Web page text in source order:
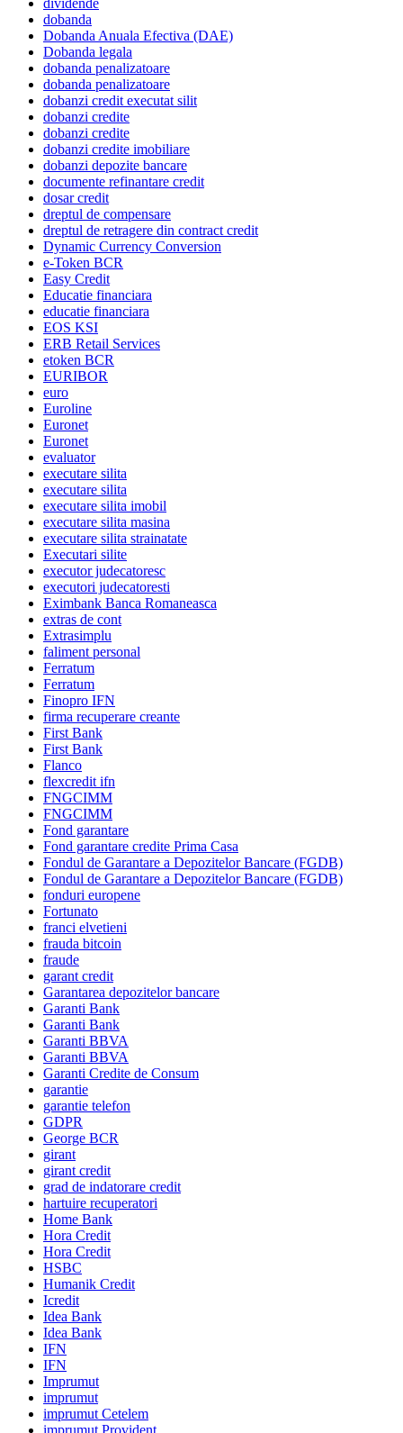
dividende
dobanda
Dobanda Anuala Efectiva (DAE)
Dobanda legala
dobanda penalizatoare
dobanda penalizatoare
dobanzi credit executat silit
dobanzi credite
dobanzi credite
dobanzi credite imobiliare
dobanzi depozite bancare
documente refinantare credit
dosar credit
dreptul de compensare
dreptul de retragere din contract credit
Dynamic Currency Conversion
e-Token BCR
Easy Credit
Educatie financiara
educatie financiara
EOS KSI
ERB Retail Services
etoken BCR
EURIBOR
euro
Euroline
Euronet
Euronet
evaluator
executare silita
executare silita
executare silita imobil
executare silita masina
executare silita strainatate
Executari silite
executor judecatoresc
executori judecatoresti
Eximbank Banca Romaneasca
extras de cont
Extrasimplu
faliment personal
Ferratum
Ferratum
Finopro IFN
firma recuperare creante
First Bank
First Bank
Flanco
flexcredit ifn
FNGCIMM
FNGCIMM
Fond garantare
Fond garantare credite Prima Casa
Fondul de Garantare a Depozitelor Bancare (FGDB)
Fondul de Garantare a Depozitelor Bancare (FGDB)
fonduri europene
Fortunato
franci elvetieni
frauda bitcoin
fraude
garant credit
Garantarea depozitelor bancare
Garanti Bank
Garanti Bank
Garanti BBVA
Garanti BBVA
Garanti Credite de Consum
garantie
garantie telefon
GDPR
George BCR
girant
girant credit
grad de indatorare credit
hartuire recuperatori
Home Bank
Hora Credit
Hora Credit
HSBC
Humanik Credit
Icredit
Idea Bank
Idea Bank
IFN
IFN
Imprumut
imprumut
imprumut Cetelem